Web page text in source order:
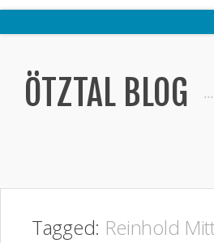
Ötztal
Interviews
Kostenloser Bustransfer ins
ÖTZTAL BLOG
Tagged: Reinhold